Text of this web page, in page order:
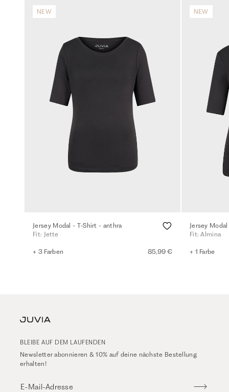
NEW
Jersey Modal - T-Shirt - anthra
Fit: Jette
+ 3 Farben 85,99 €
NEW
Jersey
Fit: Almina
+ 1 Farbe
BLEIBE AUF DEM LAUFENDEN
Newsletter abonnieren & 10% auf deine nächste Bestellung
erhalten!
E-Mail-Adresse